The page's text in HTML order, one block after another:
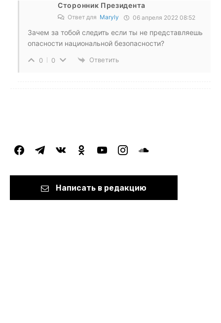
Сторонник Президента
Ответ для Maryly 06 апреля 2022 08:52
Зачем за тобой следить если ты не представляешь
опасности национальной безопасности?
0 0 Ответить
facebooktelegramvkontakteodnoklassniki
youtubeinstagramsoundcloud
Написать в редакцию